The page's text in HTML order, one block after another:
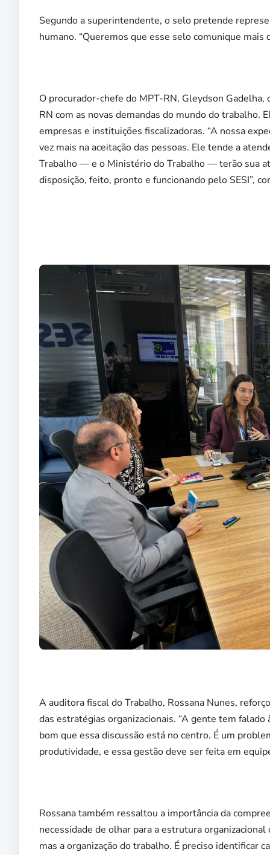
Segundo a superintendente, o selo pretende
humano. “Queremos que esse selo comunique
O procurador-chefe do MPT-RN, Gleydson
RN com as novas demandas do mundo do trabalho.
empresas e instituições fiscalizadoras. “A nossa
vez mais na aceitação das pessoas. Ele tende a
Trabalho — e o Ministério do Trabalho — terão sua
disposição, feito, pronto e funcionando pelo SESI”,
A auditora fiscal do Trabalho, Rossana Nunes,
das estratégias organizacionais. “A gente tem
bom que essa discussão está no centro. É um
produtividade, e essa gestão deve ser feita em
Rossana também ressaltou a importância da
necessidade de olhar para a estrutura
mas a organização do trabalho. É preciso identificar